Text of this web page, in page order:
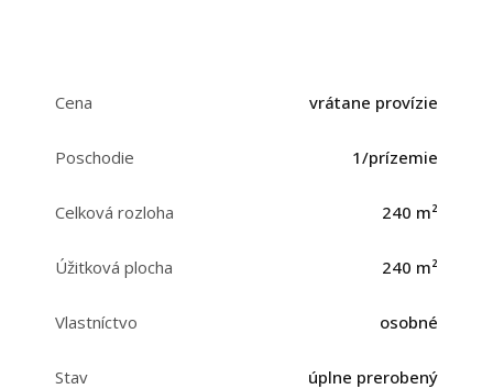
Cena vrátane provízie
Poschodie 1/prízemie
Celková rozloha 240 m²
Úžitková plocha 240 m²
Vlastníctvo osobné
Stav úplne prerobený